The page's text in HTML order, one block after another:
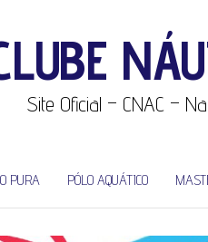
Site Oficial – CNAC –
PURA PÓLO AQUÁTICO